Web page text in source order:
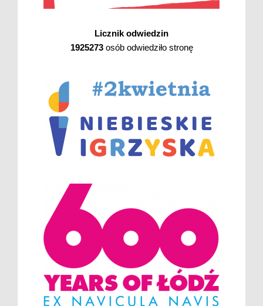
Licznik odwiedzin
1925273osób odwiedziło stronę